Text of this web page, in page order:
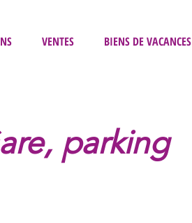
VENTES BIENS DE VACANCES
parking